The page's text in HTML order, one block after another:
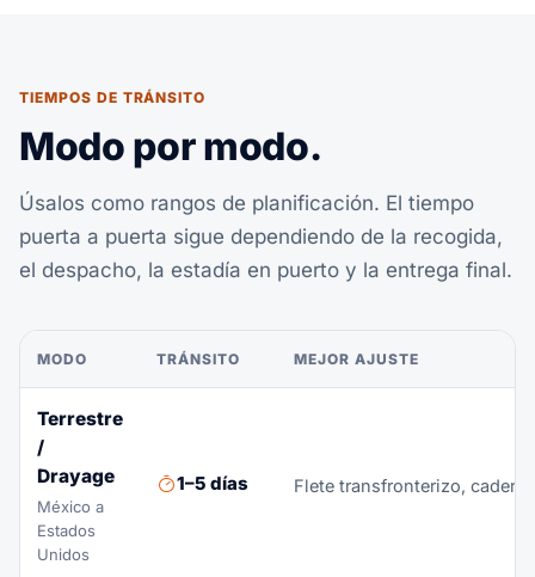
TIEMPOS DE TRÁNSITO
Modo por modo.
Úsalos como rangos de planificación. El tiempo
puerta a puerta sigue dependiendo de la recogida,
el despacho, la estadía en puerto y la entrega final.
MODO TRÁNSITO MEJOR AJUSTE
Terrestre
/
Drayage
México a
Estados
Unidos
1–5 días Flete transfronterizo,